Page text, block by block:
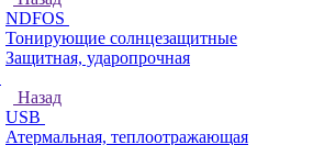
NDFOS
Тонирующие солнцезащитные
Защитная, ударопрочная
Назад
USB
Атермальная, теплоотражающая